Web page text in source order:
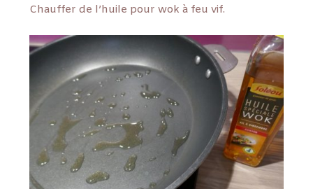
Chauffer de l’huile pour wok à feu vif.